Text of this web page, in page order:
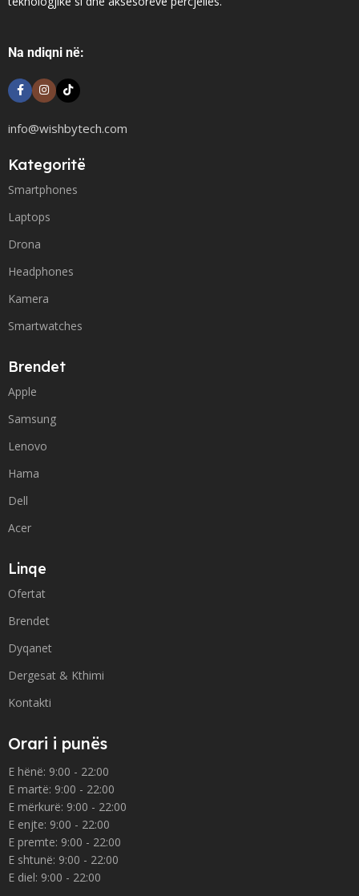
Na ndiqni në:
info@wishbytech.com
Kategoritë
Smartphones
Laptops
Drona
Headphones
Kamera
Smartwatches
Brendet
Apple
Samsung
Lenovo
Hama
Dell
Acer
Linqe
Ofertat
Brendet
Dyqanet
Dergesat & Kthimi
Kontakti
Orari i punës
E hënë: 9:00 - 22:00
E martë: 9:00 - 22:00
E mërkurë: 9:00 - 22:00
E enjte: 9:00 - 22:00
E premte: 9:00 - 22:00
E shtunë: 9:00 - 22:00
E diel: 9:00 - 22:00